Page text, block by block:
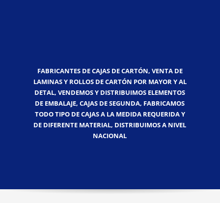
FABRICANTES DE CAJAS DE CARTÓN, VENTA DE
LAMINAS Y ROLLOS DE CARTÓN POR MAYOR Y AL
DETAL, VENDEMOS Y DISTRIBUIMOS ELEMENTOS
DE EMBALAJE, CAJAS DE SEGUNDA, FABRICAMOS
TODO TIPO DE CAJAS A LA MEDIDA REQUERIDA Y
DE DIFERENTE MATERIAL, DISTRIBUIMOS A NIVEL
NACIONAL